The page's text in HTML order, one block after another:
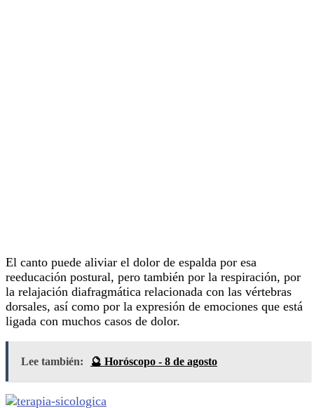
El canto puede aliviar el dolor de espalda por esa
reeducación postural, pero también por la respiración, por
la relajación diafragmática relacionada con las vértebras
dorsales, así como por la expresión de emociones que está
ligada con muchos casos de dolor.
Lee también: 🔮 Horóscopo - 8 de agosto